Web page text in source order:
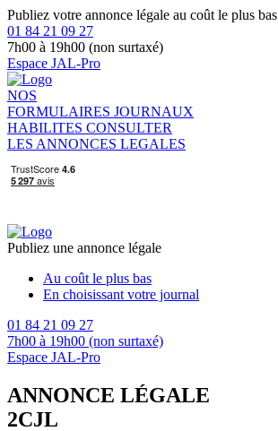
Publiez votre annonce légale au coût le plus bas
01 84 21 09 27
7h00 à 19h00 (non surtaxé)
Espace JAL-Pro
NOS
FORMULAIRES JOURNAUX
HABILITES CONSULTER
LES ANNONCES LEGALES
Publiez une annonce légale
Au coût le plus bas
En choisissant votre journal
01 84 21 09 27
7h00 à 19h00 (non surtaxé)
Espace JAL-Pro
ANNONCE LÉGALE
2CJL